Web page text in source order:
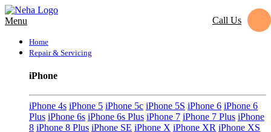
Menu Call Us
Home
Repair & Servicing
iPhone
iPhone 4s iPhone 5 iPhone 5c iPhone 5S iPhone 6 iPhone 6
Plus iPhone 6s iPhone 6s Plus iPhone 7 iPhone 7 Plus iPhone
8 iPhone 8 Plus iPhone SE iPhone X iPhone XR iPhone XS